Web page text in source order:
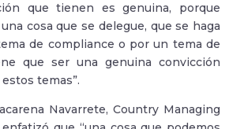
que tienen es genuina, porque
cosa que se delegue, que se haga
de compliance o por un tema de
que ser una genuina convicción
temas”.
Navarrete, Country Managing